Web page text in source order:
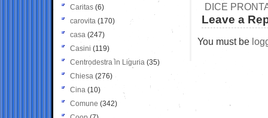
DICE
Leave a
You must be
Caritas (6)
carovita (170)
casa (247)
Casini (119)
Centrodestra in Liguria (35)
Chiesa (276)
Cina (10)
Comune (342)